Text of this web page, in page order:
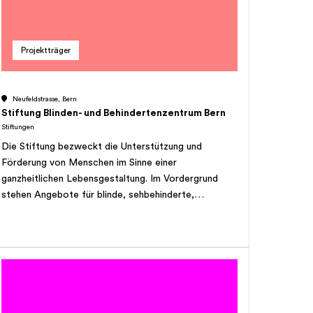
Projektträger
Neufeldstrasse, Bern
Stiftung Blinden- und Behindertenzentrum Bern
Stiftungen
Die Stiftung bezweckt die Unterstützung und
Förderung von Menschen im Sinne einer
ganzheitlichen Lebensgestaltung. Im Vordergrund
stehen Angebote für blinde, sehbehinderte,
Tochtergesellschaften errichten, sich an andern